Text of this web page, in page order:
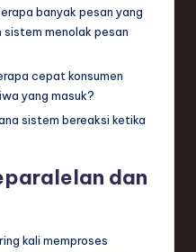
banyak pesan yang
menolak pesan
cepat konsumen
yang masuk?
sistem bereaksi ketika
dan
kali memproses